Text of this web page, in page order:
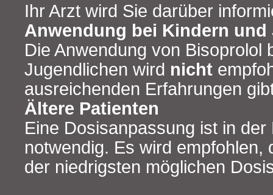
Ihr Arzt wird Sie darüber
Anwendung bei Kindern
Die Anwendung von Bisoprolol
Jugendlichen wird nicht
ausreichenden Erfahrungen
Ältere Patienten
Eine Dosisanpassung ist in der
notwendig. Es wird empfohlen,
der niedrigsten möglichen